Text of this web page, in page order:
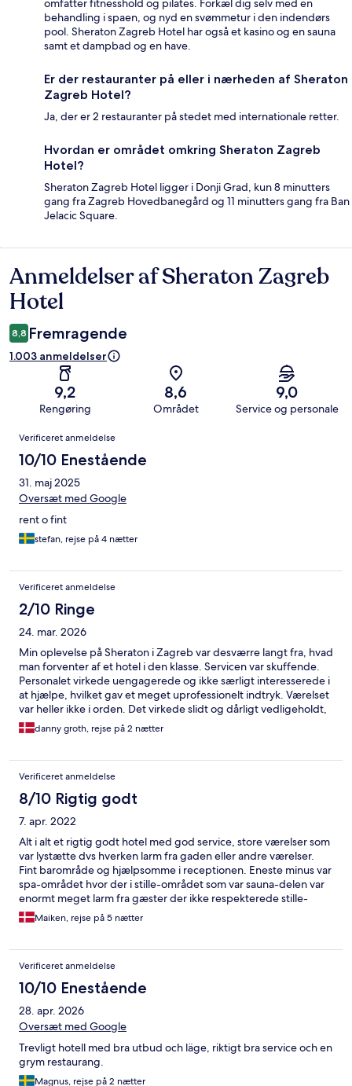
omfatter fitnesshold og pilates. Forkæl dig selv med en
behandling i spaen, og nyd en svømmetur i den indendørs
pool. Sheraton Zagreb Hotel har også et kasino og en sauna
samt et dampbad og en have.
Er der restauranter på eller i nærheden af Sheraton
Zagreb Hotel?
Ja, der er 2 restauranter på stedet med internationale retter.
Hvordan er området omkring Sheraton Zagreb
Hotel?
Sheraton Zagreb Hotel ligger i Donji Grad, kun 8 minutters
gang fra Zagreb Hovedbanegård og 11 minutters gang fra Ban
Jelacic Square.
Anmeldelser
Anmeldelser af Sheraton Zagreb
Hotel
8,8 Fremragende
1.003 anmeldelser
9,2
Rengøring
8,6
Området
9,0
Service og personale
Anmeldelser
Verificeret anmeldelse
10/10 Enestående
31. maj 2025
Oversæt med Google
rent o fint
stefan, rejse på 4 nætter
Verificeret anmeldelse
2/10 Ringe
24. mar. 2026
Min oplevelse på Sheraton i Zagreb var desværre langt fra, hvad
man forventer af et hotel i den klasse. Servicen var skuffende.
Personalet virkede uengagerede og ikke særligt interesserede i
at hjælpe, hvilket gav et meget uprofessionelt indtryk. Værelset
var heller ikke i orden. Det virkede slidt og dårligt vedligeholdt,
og rengøringen var ikke tilfredsstillende. Der var støv og snavs
flere steder, og det føltes generelt ikke rent. Sengen var kun
rent mellem gæster. Der var også problemer med støj, som
gjorde det svært at slappe af, og airconditionen fungerede ikke
ordentligt, hvilket gjorde opholdet ubehageligt – især om
natten. Som prikken over i’et glemte jeg en ting på værelset,
men hotellet ville ikke hjælpe med at sende den retur. Jeg blev
selv bedt om at arrangere afhentning, hvilket er under al kritik
for et hotel i denne prisklasse. Alt i alt lever Sheraton i Zagreb
slet ikke op til forventningerne. Dårlig service, mangelfuld
rengøring og generelt et slidt indtryk. Jeg kommer ikke igen.
danny groth, rejse på 2 nætter
Verificeret anmeldelse
8/10 Rigtig godt
7. apr. 2022
Alt i alt et rigtig godt hotel med god service, store værelser som
var lystætte dvs hverken larm fra gaden eller andre værelser.
Fint barområde og hjælpsomme i receptionen. Eneste minus var
spa-området hvor der i stille-området som var sauna-delen var
enormt meget larm fra gæster der ikke respekterede stille-
konceptet. Personalet i spaen gik ikke rundt og fyldte op med
kopper ved vandautomaten, ryddede op eller andet, så det
behandlinger var gode, søde massører.
Maiken, rejse på 5 nætter
Verificeret anmeldelse
10/10 Enestående
28. apr. 2026
Oversæt med Google
Trevligt hotell med bra utbud och läge, riktigt bra service och en
grym restaurang.
Magnus, rejse på 2 nætter